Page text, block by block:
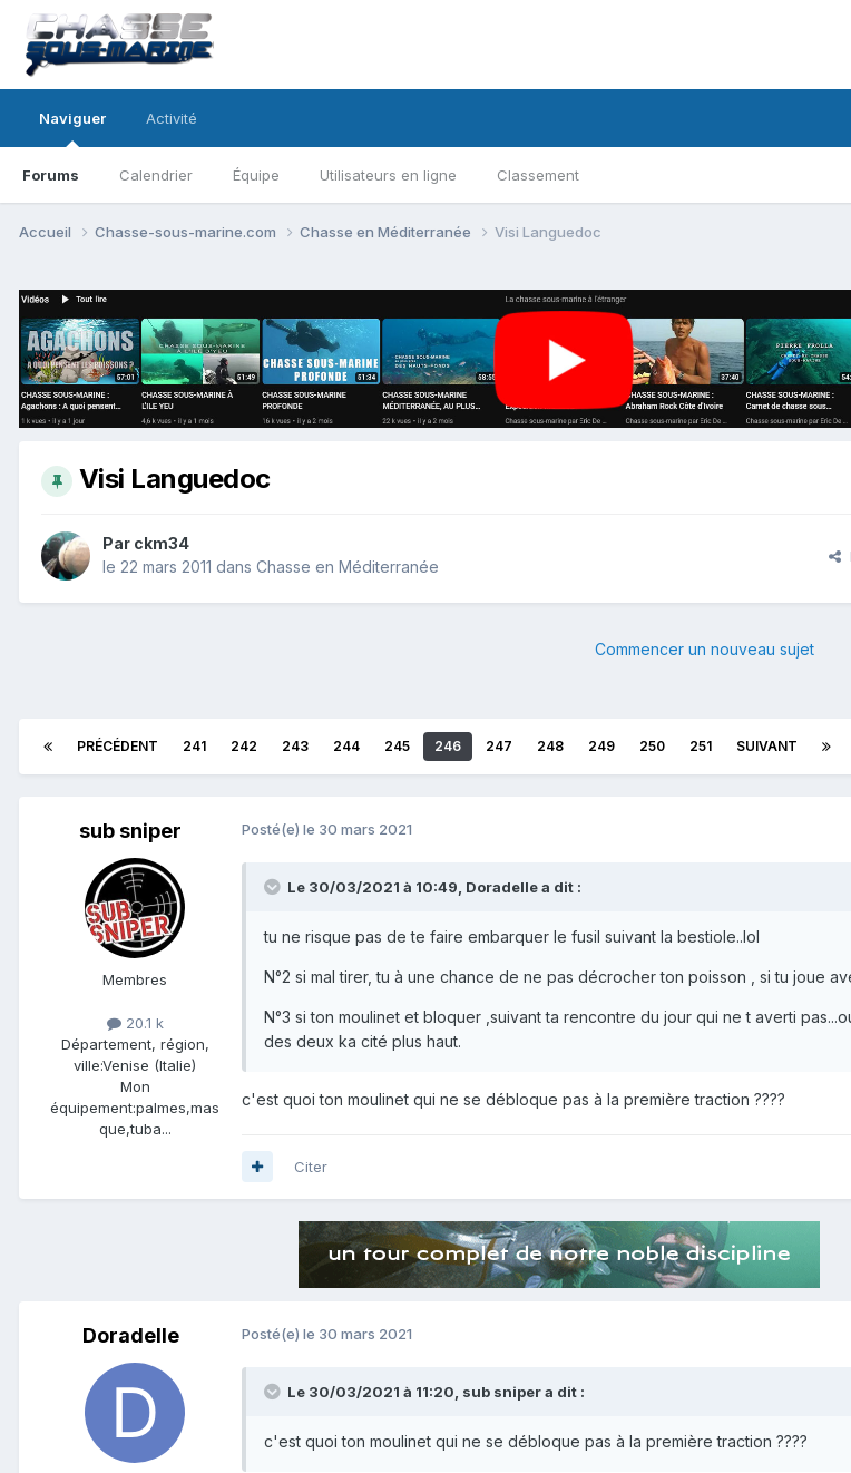
Naviguer
Forums Calendrier Équipe Utilisateurs en ligne Classement
Activité
Accueil Chasse-sous-marine.com Chasse en Méditerranée Visi Languedoc
Visi Languedoc
Par ckm34
le 22 mars 2011 dans Chasse en Méditerranée
Commencer un nouveau sujet
PRÉCÉDENT 241 242 243 244 245 246 247 248 249 250 251 SUIVANT
sub sniper
Membres
20.1 k
Département, région,
ville:Venise (Italie)
Mon
équipement:palmes,mas
que,tuba...
Posté(e) le 30 mars 2021
Le 30/03/2021 à 10:49, Doradellea dit :
tu ne risque pas de te faire embarquer le fusil suivant la bestiole..lol
N°2 si mal tirer, tu à une chance de ne pas décrocher ton poisson , si tu joue
N°3 si ton moulinet et bloquer ,suivant ta rencontre du jour qui ne t averti
des deux ka cité plus haut.
c'est quoi ton moulinet qui ne se débloque pas à la première traction ????
Citer
Doradelle Posté(e) le 30 mars 2021
Le 30/03/2021 à 11:20, sub snipera dit :
c'est quoi ton moulinet qui ne se débloque pas à la première traction ????